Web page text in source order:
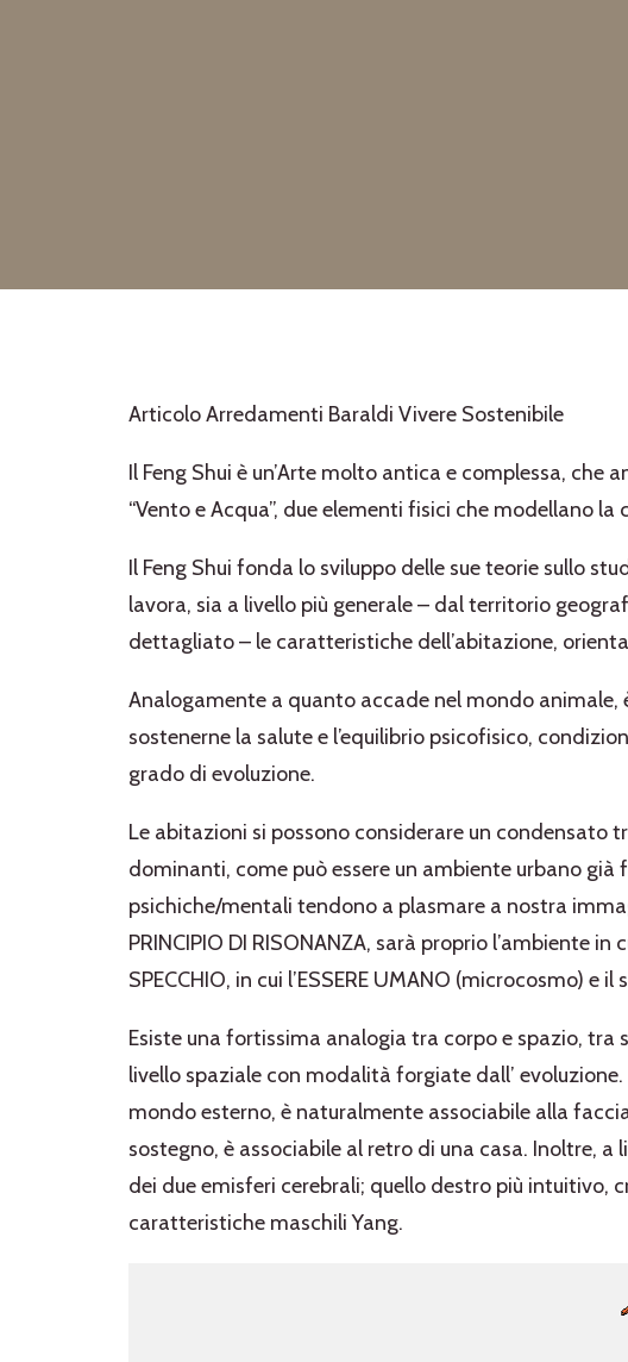
Articolo Arredamenti Baraldi Vivere Sostenibile
Il Feng Shui è un’Arte molto antica e complessa,
“Vento e Acqua”, due elementi fisici che modellano
Il Feng Shui fonda lo sviluppo delle sue teorie sullo
lavora, sia a livello più generale – dal territorio
dettagliato – le caratteristiche dell’abitazione,
Analogamente a quanto accade nel mondo animale,
sostenerne la salute e l’equilibrio psicofisico,
grado di evoluzione.
Le abitazioni si possono considerare un condensato
dominanti, come può essere un ambiente urbano
psichiche/mentali tendono a plasmare a nostra
PRINCIPIO DI RISONANZA, sarà proprio l’ambiente
SPECCHIO, in cui l’ESSERE UMANO (microcosmo)
Esiste una fortissima analogia tra corpo e spazio,
livello spaziale con modalità forgiate dall’
mondo esterno, è naturalmente associabile alla
sostegno, è associabile al retro di una casa. Inoltre,
dei due emisferi cerebrali; quello destro più intuitivo,
caratteristiche maschili Yang.